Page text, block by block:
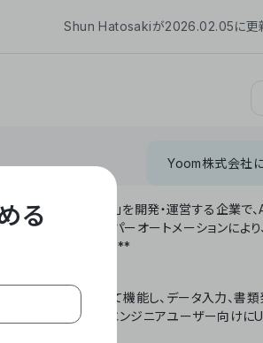
Shun Hatosakiが2026.02.05に更
Yoom株式会社に
ョンSaaS「Yoom」を開発・運営する企業で、
組み合わせたハイパーオートメーションにより
を提供しています。**
データベースとして機能し、データ入力、書類
の業務を自動化。非エンジニアユーザー向けに
る